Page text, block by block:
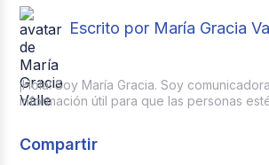
Escrito por María Gracia
¡Hola! Soy María Gracia. Soy
información útil para que las personas
Compartir